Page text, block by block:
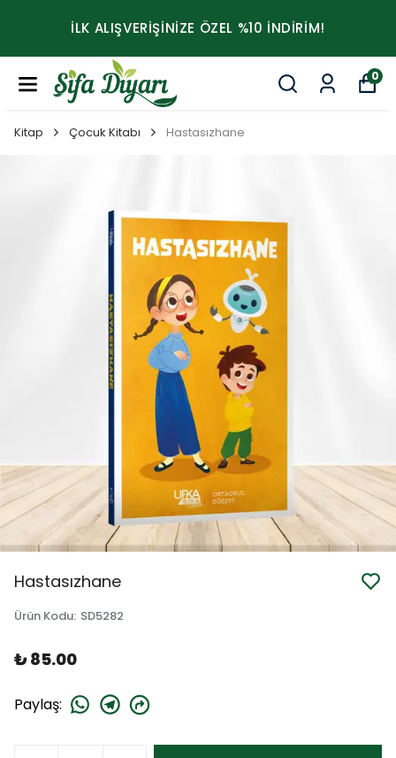
İLK ALIŞVERİŞİNİZE ÖZEL %10 İNDİRİM!
0
Kitap Çocuk Kitabı Hastasızhane
Hastasızhane
Ürün Kodu: SD5282
₺ 85.00
Paylaş: